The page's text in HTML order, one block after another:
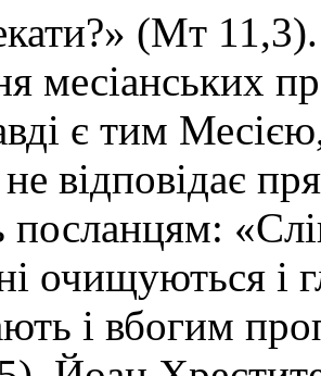
(Мт 11,3).
месіанських
є тим
відповідає
посланцям:
очищуються і
і вбогим